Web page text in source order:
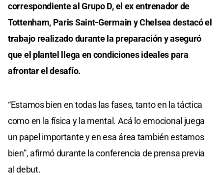
correspondiente al Grupo D, el ex entrenador de
Tottenham, Paris Saint-Germain y Chelsea destacó el
trabajo realizado durante la preparación y aseguró
que el plantel llega en condiciones ideales para
afrontar el desafío.
“Estamos bien en todas las fases, tanto en la táctica
como en la física y la mental. Acá lo emocional juega
un papel importante y en esa área también estamos
bien”, afirmó durante la conferencia de prensa previa
al debut.